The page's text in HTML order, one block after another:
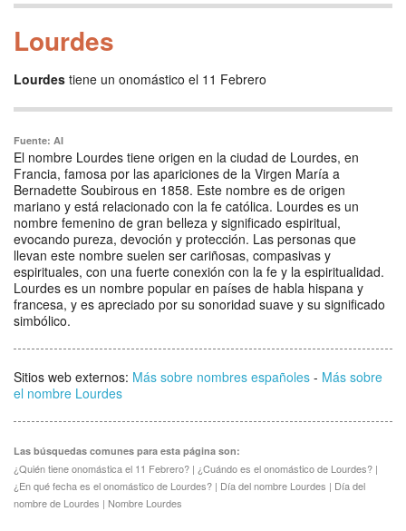
Lourdes
Lourdes tiene un onomástico el 11 Febrero
Fuente: AI
El nombre Lourdes tiene origen en la ciudad de Lourdes, en
Francia, famosa por las apariciones de la Virgen María a
Bernadette Soubirous en 1858. Este nombre es de origen
mariano y está relacionado con la fe católica. Lourdes es un
nombre femenino de gran belleza y significado espiritual,
evocando pureza, devoción y protección. Las personas que
llevan este nombre suelen ser cariñosas, compasivas y
espirituales, con una fuerte conexión con la fe y la espiritualidad.
Lourdes es un nombre popular en países de habla hispana y
francesa, y es apreciado por su sonoridad suave y su significado
simbólico.
Sitios web externos: Más sobre nombres españoles - Más sobre
el nombre Lourdes
Las búsquedas comunes para esta página son:
¿Quién tiene onomástica el 11 Febrero? | ¿Cuándo es el onomástico de Lourdes? |
¿En qué fecha es el onomástico de Lourdes? | Día del nombre Lourdes | Día del
nombre de Lourdes | Nombre Lourdes